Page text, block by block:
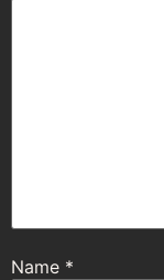
Name *